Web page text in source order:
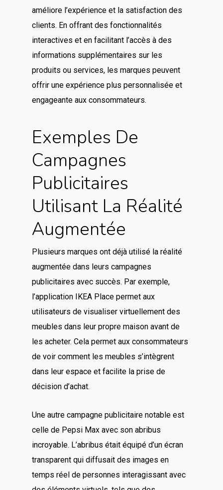
améliore l’expérience et la satisfaction des
clients. En offrant des fonctionnalités
interactives et en facilitant l’accès à des
informations supplémentaires sur les
produits ou services, les marques peuvent
offrir une expérience plus personnalisée et
engageante aux consommateurs.
Exemples De
Campagnes
Publicitaires
Utilisant La Réalité
Augmentée
Plusieurs marques ont déjà utilisé la réalité
augmentée dans leurs campagnes
publicitaires avec succès. Par exemple,
l’application IKEA Place permet aux
utilisateurs de visualiser virtuellement des
meubles dans leur propre maison avant de
les acheter. Cela permet aux consommateurs
de voir comment les meubles s’intègrent
dans leur espace et facilite la prise de
décision d’achat.
Une autre campagne publicitaire notable est
celle de Pepsi Max avec son abribus
incroyable. L’abribus était équipé d’un écran
transparent qui diffusait des images en
temps réel de personnes interagissant avec